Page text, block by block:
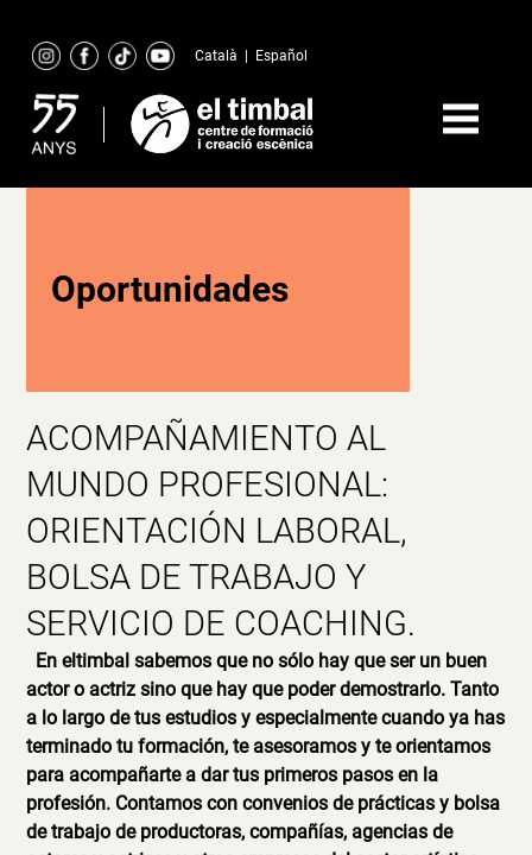
content
Català Español
Oportunidades
ACOMPAÑAMIENTO AL
MUNDO PROFESIONAL:
ORIENTACIÓN LABORAL,
BOLSA DE TRABAJO Y
SERVICIO DE COACHING.
En eltimbal sabemos que no sólo hay que ser un buen
actor o actriz sino que hay que poder demostrarlo. Tanto
a lo largo de tus estudios y especialmente cuando ya has
terminado tu formación, te asesoramos y te orientamos
para acompañarte a dar tus primeros pasos en la
profesión. Contamos con convenios de prácticas y bolsa
de trabajo de productoras, compañías, agencias de